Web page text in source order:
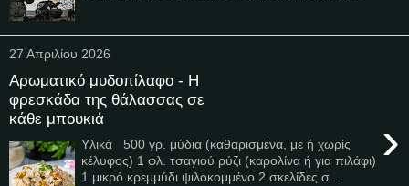
27 Απριλίου 2026
Αρωματικό μυδοπίλαφο - Η
φρεσκάδα της θάλασσας σε
κάθε μπουκιά
›
Υλικά 500 γρ. μύδια (καθαρισμένα, με ή χωρίς
κέλυφος) 1 φλ. τσαγιού ρύζι (καρολίνα ή για πιλάφι)
1 μικρό κρεμμύδι ψιλοκομμένο 2 σκελίδες σ...